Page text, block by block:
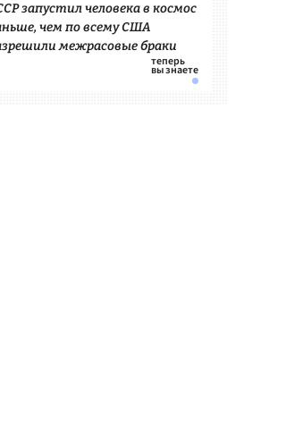
запустил человека в космос
чем по всему США
межрасовые браки